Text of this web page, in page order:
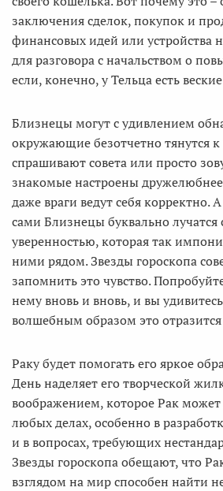
заключения сделок, покупок и
финансовых идей или устройства
для разговора с начальством о
если, конечно, у Тельца есть
Близнецы могут с удивлением
окружающие безотчетно тянутся
спрашивают совета или просто
знакомые настроены
даже враги ведут себя корректно.
сами Близнецы буквально лучатся
уверенностью, которая так
ними рядом. Звезды гороскопа
запомнить это чувство.
нему вновь и вновь, и вы
волшебным образом это
Раку будет помогать его яркое
День наделяет его творческой
воображением, которое Рак
любых делах, особенно в
и в вопросах, требующих
Звезды гороскопа обещают, что
взглядом на мир способен найти